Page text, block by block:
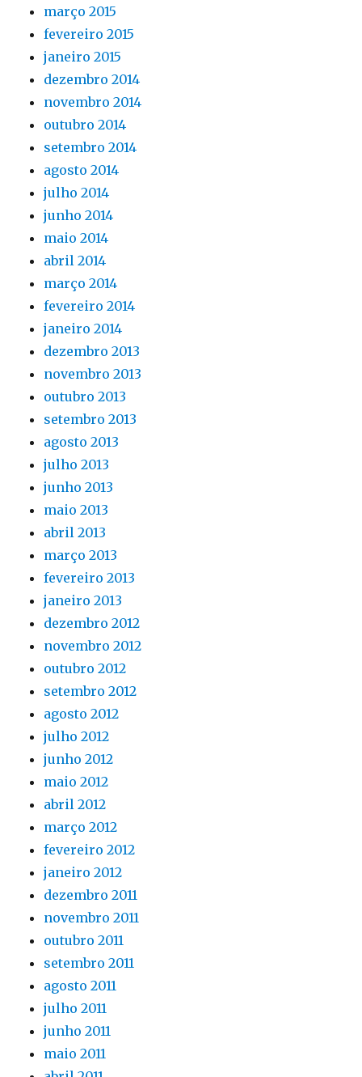
março 2015
fevereiro 2015
janeiro 2015
dezembro 2014
novembro 2014
outubro 2014
setembro 2014
agosto 2014
julho 2014
junho 2014
maio 2014
abril 2014
março 2014
fevereiro 2014
janeiro 2014
dezembro 2013
novembro 2013
outubro 2013
setembro 2013
agosto 2013
julho 2013
junho 2013
maio 2013
abril 2013
março 2013
fevereiro 2013
janeiro 2013
dezembro 2012
novembro 2012
outubro 2012
setembro 2012
agosto 2012
julho 2012
junho 2012
maio 2012
abril 2012
março 2012
fevereiro 2012
janeiro 2012
dezembro 2011
novembro 2011
outubro 2011
setembro 2011
agosto 2011
julho 2011
junho 2011
maio 2011